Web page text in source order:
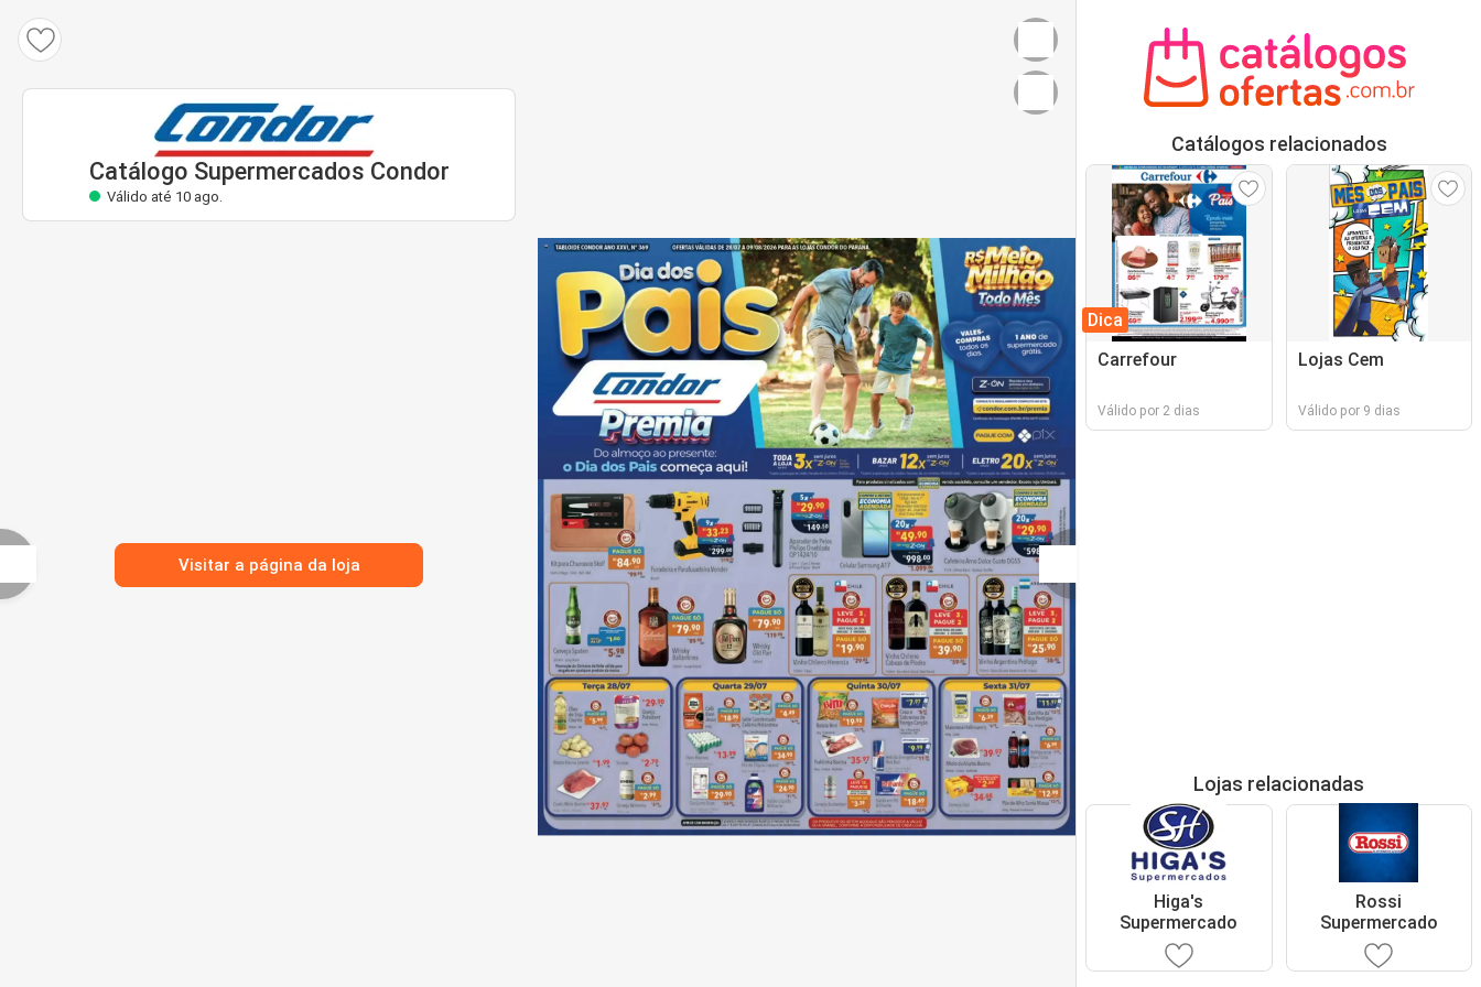
Catálogo Supermercados Condor
Válido até 10 ago.
Visitar a página da loja
Catálogos relacionados
Dica
Carrefour
Válido por 2 dias
Lojas Cem
Válido por 9 dias
Lojas relacionadas
Higa's
Supermercado
Rossi
Supermercado